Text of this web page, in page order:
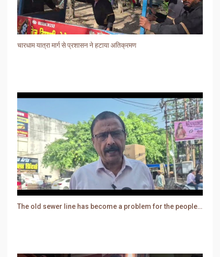
चारधाम यात्रा मार्ग से प्रशासन ने हटाया अतिक्रमण
The old sewer line has become a problem for the people. Sewer water is entering people's houses.